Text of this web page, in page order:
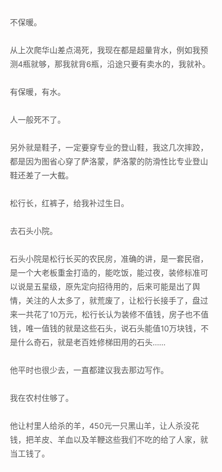
不保暖。
从上次爬华山差点渴死，我现在都是超量背水，例如我预
测4瓶就够，那我就背6瓶，沿途只要有卖水的，我就补。
有保暖，有水。
人一般死不了。
另外就是鞋子，一定要穿专业的登山鞋，我这几次摔跤，
都是因为图省心穿了萨洛蒙，萨洛蒙的防滑性比专业登山
鞋还差了一大截。
松行长，红裤子，给我补过生日。
去石头小院。
石头小院是松行长买的农民房，准确的讲，是一套民宿，
是一个大老板重金打造的，能吃饭，能过夜，装修标准可
以说是五星级，原先定向招待用的，后来可能是出了舆
情，关注的人太多了，就荒废了，让松行长接手了，盘过
来一共花了10万元，松行长认为装修不值钱，房子也不值
钱，唯一值钱的就是这些石头，说石头能值10万块钱，不
是什么奇石，就是老百姓修梯田用的石头……
他平时也很少去，一直都建议我去那边写作。
我在农村住够了。
他让村里人给杀的羊，450元一只黑山羊，让人杀没花
钱，把羊皮、羊血以及羊鞭这些我们不吃的给了人家，就
当工钱了。